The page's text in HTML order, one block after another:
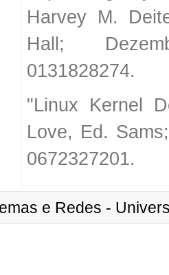
Harvey M.
Hall;
0131828274.
"Linux Kernel
Love, Ed.
0672327201.
e Redes -